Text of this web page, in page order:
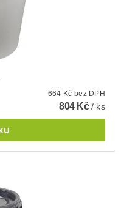
664 Kč bez DPH
804 Kč/ ks